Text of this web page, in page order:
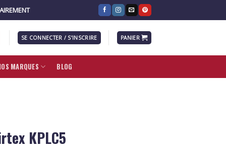
SE CONNECTER / S’INSCRIRE PANIER
MARQUES BLOG
KPLC5